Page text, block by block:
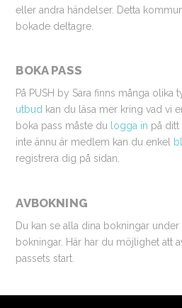
eller andra händelser. Detta
bokade deltagre.
BOKA PASS
På PUSH by Sara finns många olika
utbud kan du läsa mer kring vad vi
boka pass måste du logga in på
inte ännu är medlem kan du enkel
registrera dig på sidan.
AVBOKNING
Du kan se alla dina bokningar
bokningar. Här har du möjlighet att
passets start.